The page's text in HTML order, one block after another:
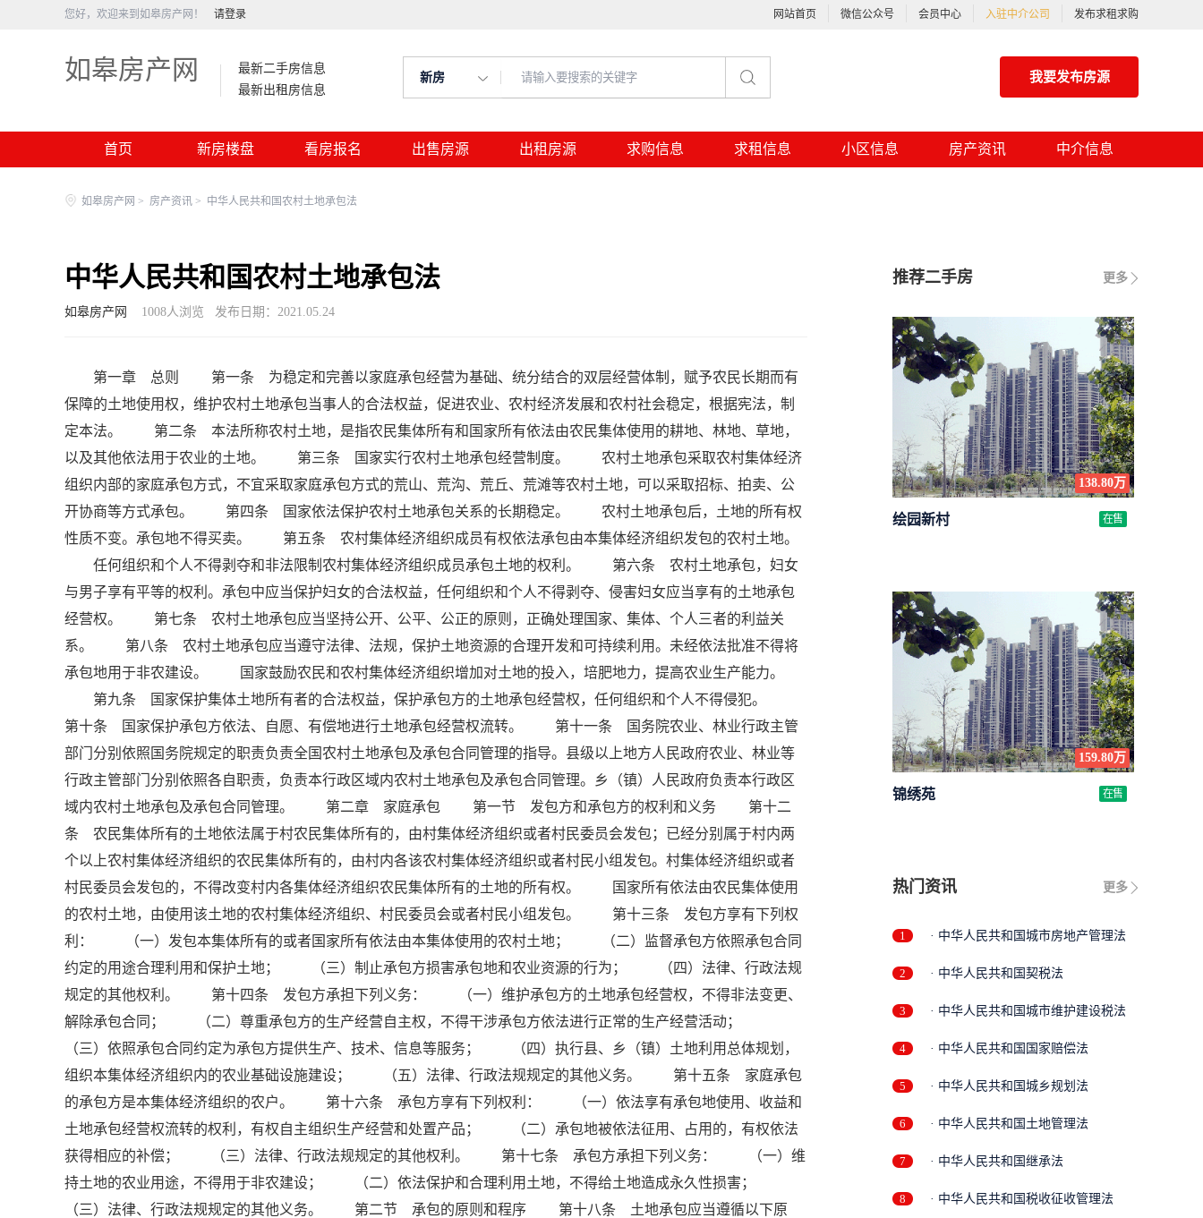
您好，欢迎来到如皋房产网！ 请登录 网站首页 微信公众号 会员中心 入驻中介公司 发布求租求购
如皋房产网
最新二手房信息
最新出租房信息
新房 我要发布房源
首页 新房楼盘 看房报名 出售房源 出租房源 求购信息 求租信息 小区信息 房产资讯 中介信息
如皋房产网 > 房产资讯 > 中华人民共和国农村土地承包法
中华人民共和国农村土地承包法
如皋房产网 1008人浏览 发布日期：2021.05.24
第一章 总则 第一条 为稳定和完善以家庭承包经营为基础、统分结合的双层经营体制，赋予农民长期而有
保障的土地使用权，维护农村土地承包当事人的合法权益，促进农业、农村经济发展和农村社会稳定，根据宪法，制
定本法。 第二条 本法所称农村土地，是指农民集体所有和国家所有依法由农民集体使用的耕地、林地、草地，
以及其他依法用于农业的土地。 第三条 国家实行农村土地承包经营制度。 农村土地承包采取农村集体经济
组织内部的家庭承包方式，不宜采取家庭承包方式的荒山、荒沟、荒丘、荒滩等农村土地，可以采取招标、拍卖、公
开协商等方式承包。 第四条 国家依法保护农村土地承包关系的长期稳定。 农村土地承包后，土地的所有权
性质不变。承包地不得买卖。 第五条 农村集体经济组织成员有权依法承包由本集体经济组织发包的农村土地。
任何组织和个人不得剥夺和非法限制农村集体经济组织成员承包土地的权利。 第六条 农村土地承包，妇女
与男子享有平等的权利。承包中应当保护妇女的合法权益，任何组织和个人不得剥夺、侵害妇女应当享有的土地承包
经营权。 第七条 农村土地承包应当坚持公开、公平、公正的原则，正确处理国家、集体、个人三者的利益关
系。 第八条 农村土地承包应当遵守法律、法规，保护土地资源的合理开发和可持续利用。未经依法批准不得将
承包地用于非农建设。 国家鼓励农民和农村集体经济组织增加对土地的投入，培肥地力，提高农业生产能力。
第九条 国家保护集体土地所有者的合法权益，保护承包方的土地承包经营权，任何组织和个人不得侵犯。
第十条 国家保护承包方依法、自愿、有偿地进行土地承包经营权流转。 第十一条 国务院农业、林业行政主管
部门分别依照国务院规定的职责负责全国农村土地承包及承包合同管理的指导。县级以上地方人民政府农业、林业等
行政主管部门分别依照各自职责，负责本行政区域内农村土地承包及承包合同管理。乡（镇）人民政府负责本行政区
域内农村土地承包及承包合同管理。 第二章 家庭承包 第一节 发包方和承包方的权利和义务 第十二
条 农民集体所有的土地依法属于村农民集体所有的，由村集体经济组织或者村民委员会发包；已经分别属于村内两
个以上农村集体经济组织的农民集体所有的，由村内各该农村集体经济组织或者村民小组发包。村集体经济组织或者
村民委员会发包的，不得改变村内各集体经济组织农民集体所有的土地的所有权。 国家所有依法由农民集体使用
的农村土地，由使用该土地的农村集体经济组织、村民委员会或者村民小组发包。 第十三条 发包方享有下列权
利： （一）发包本集体所有的或者国家所有依法由本集体使用的农村土地； （二）监督承包方依照承包合同
约定的用途合理利用和保护土地； （三）制止承包方损害承包地和农业资源的行为； （四）法律、行政法规
规定的其他权利。 第十四条 发包方承担下列义务： （一）维护承包方的土地承包经营权，不得非法变更、
解除承包合同； （二）尊重承包方的生产经营自主权，不得干涉承包方依法进行正常的生产经营活动；
（三）依照承包合同约定为承包方提供生产、技术、信息等服务； （四）执行县、乡（镇）土地利用总体规划，
组织本集体经济组织内的农业基础设施建设； （五）法律、行政法规规定的其他义务。 第十五条 家庭承包
的承包方是本集体经济组织的农户。 第十六条 承包方享有下列权利： （一）依法享有承包地使用、收益和
土地承包经营权流转的权利，有权自主组织生产经营和处置产品； （二）承包地被依法征用、占用的，有权依法
获得相应的补偿； （三）法律、行政法规规定的其他权利。 第十七条 承包方承担下列义务： （一）维
持土地的农业用途，不得用于非农建设； （二）依法保护和合理利用土地，不得给土地造成永久性损害；
（三）法律、行政法规规定的其他义务。 第二节 承包的原则和程序 第十八条 土地承包应当遵循以下原
更多
推荐二手房
138.80万
绘园新村 在售
159.80万
锦绣苑 在售
更多
热门资讯
1 · 中华人民共和国城市房地产管理法
2 · 中华人民共和国契税法
3 · 中华人民共和国城市维护建设税法
4 · 中华人民共和国国家赔偿法
5 · 中华人民共和国城乡规划法
6 · 中华人民共和国土地管理法
7 · 中华人民共和国继承法
8 · 中华人民共和国税收征收管理法